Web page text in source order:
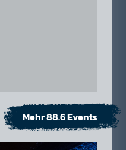
Mehr 88.6 Events